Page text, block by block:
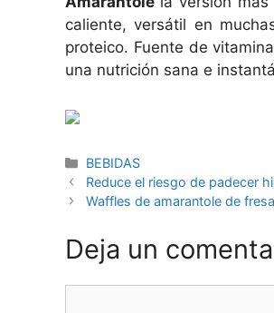
caliente, versátil en
proteico. Fuente de
una nutrición sana e
BEBIDAS
Reduce el riesgo de padecer
Waffles de amarantole de fresa
Deja un